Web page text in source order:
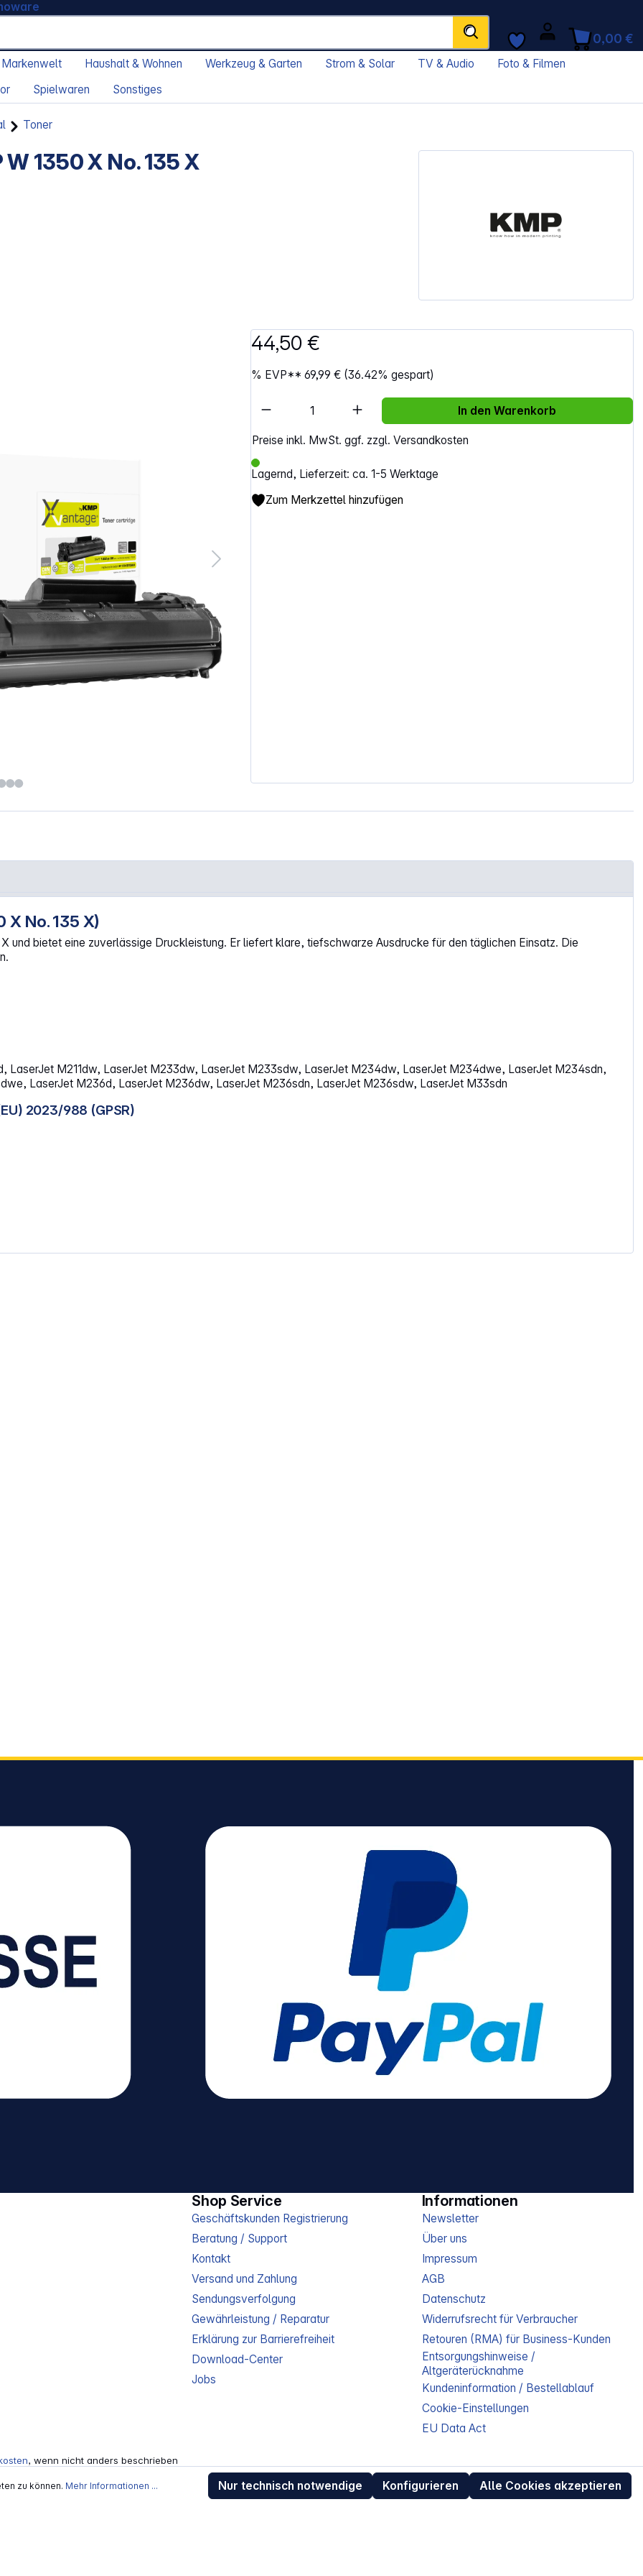
0,00 €
Haushalt & Wohnen Werkzeug & Garten Strom & Solar TV & Audio
Foto & Filmen
Spielwaren Sonstiges
Toner
1350 X No. 135 X
44,50 €
% EVP**69,99 € (36.42% gespart)
Preise inkl. MwSt. ggf. zzgl. Versandkosten
Lagernd, Lieferzeit: ca. 1-5 Werktage
Artikel Anzahl: Gib den gewünschten Wert ein
In den Warenkorb
Zum Merkzettel hinzufügen
X No. 135 X"
No. 135 X)
und bietet eine zuverlässige Druckleistung. Er liefert klare, tiefschwarze Ausdrucke für den täglichen Einsatz. Die
LaserJet M211dw, LaserJet M233dw, LaserJet M233sdw, LaserJet M234dw, LaserJet M234dwe, LaserJet M234sdn,
LaserJet M236d, LaserJet M236dw, LaserJet M236sdn, LaserJet M236sdw, LaserJet M33sdn
2023/988 (GPSR)
Shop Service
Geschäftskunden Registrierung
Beratung / Support
Kontakt
Versand und Zahlung
Sendungsverfolgung
Gewährleistung / Reparatur
Erklärung zur Barrierefreiheit
Download-Center
Jobs
Informationen
Newsletter
Über uns
Impressum
AGB
Datenschutz
Widerrufsrecht für Verbraucher
Retouren (RMA) für Business-Kunden
Entsorgungshinweise /
Altgeräterücknahme
Kundeninformation / Bestellablauf
Cookie-Einstellungen
EU Data Act
, wenn nicht anders beschrieben
Rechte vorbehalten.
zu können. Mehr Informationen ... Nur technisch notwendige Konfigurieren Alle Cookies akzeptieren